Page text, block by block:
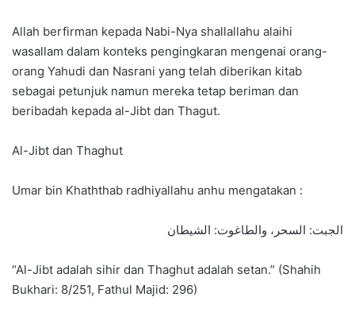
Allah berfirman kepada Nabi-Nya shallallahu alaihi
wasallam dalam konteks pengingkaran mengenai orang-
orang Yahudi dan Nasrani yang telah diberikan kitab
sebagai petunjuk namun mereka tetap beriman dan
beribadah kepada al-Jibt dan Thagut.
Al-Jibt dan Thaghut
Umar bin Khaththab radhiyallahu anhu mengatakan :
الجبت: السحر، والطاغوت: الشيطان
“Al-Jibt adalah sihir dan Thaghut adalah setan.” (Shahih
Bukhari: 8/251, Fathul Majid: 296)